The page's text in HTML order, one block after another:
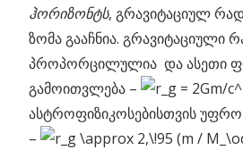
ჰორიზონტს, გრავიტაციულ
ზომა გააჩნია. გრავიტაციული
პროპორცილულია და ასეთი
გამოითვლება –
ასტროფიზიკოსებისთვის
–